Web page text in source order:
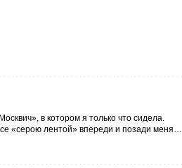
в котором я только что сидела.
«серою лентой» впереди и позади меня…